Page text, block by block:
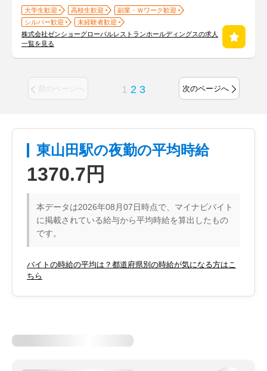
大学生歓迎 高校生歓迎
副業・Ｗワーク歓迎
シルバー歓迎
未経験者歓迎
株式会社ゼンショーグローバルレストランホールディングスの求人
一覧を見る
前のページへ 1 2 3 次のページへ
東山田駅の夜勤の平均時給
1370.7円
本データは2026年08月07日時点で、マイナビバイト
に掲載されている給与から平均時給を算出したもの
です。
バイトの時給の平均は？都道府県別の時給が気になる方はこ
ちら